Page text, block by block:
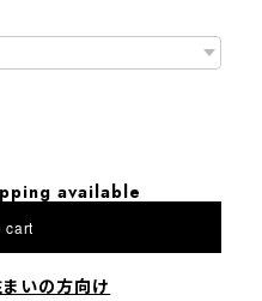
available
cart
いの方向け